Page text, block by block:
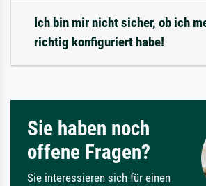
Ich bin mir nicht sicher, ob ich
richtig konfiguriert habe!
Sie haben noch
offene Fragen?
Sie interessieren sich für einen